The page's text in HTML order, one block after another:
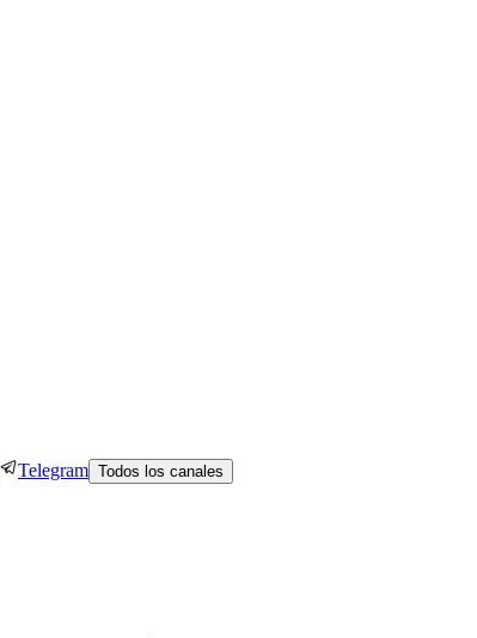
Telegram Todos los canales